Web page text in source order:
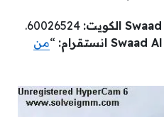
“من